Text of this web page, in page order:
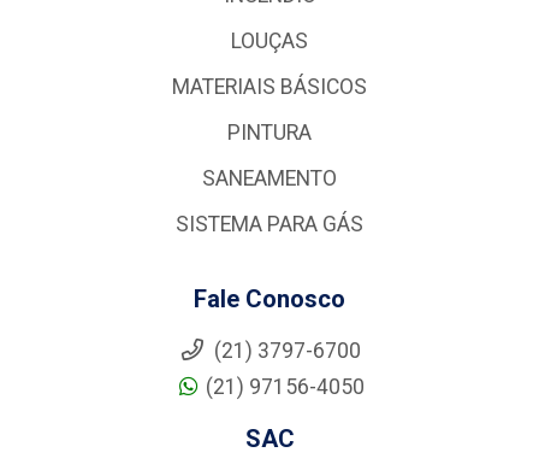
LOUÇAS
MATERIAIS BÁSICOS
PINTURA
SANEAMENTO
SISTEMA PARA GÁS
Fale Conosco
(21) 3797-6700
(21) 97156-4050
SAC